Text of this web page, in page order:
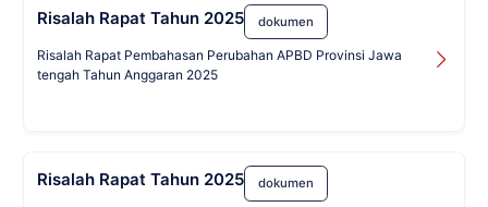
Risalah Rapat Tahun 2025 dokumen
Risalah Rapat Pembahasan Perubahan APBD Provinsi Jawa
tengah Tahun Anggaran 2025
Risalah Rapat Tahun 2025 dokumen